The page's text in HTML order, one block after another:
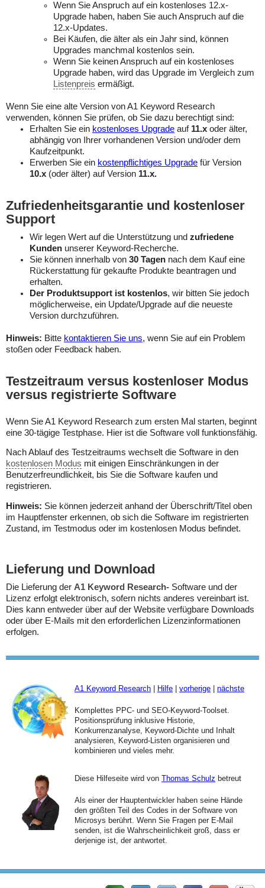
Wenn Sie Anspruch auf ein kostenloses 12.x-
Upgrade haben, haben Sie auch Anspruch auf die
12.x-Updates.
Bei Käufen, die älter als ein Jahr sind, können
Upgrades manchmal kostenlos sein.
Wenn Sie keinen Anspruch auf ein kostenloses
Upgrade haben, wird das Upgrade im Vergleich zum
Listenpreis ermäßigt.
Wenn Sie eine alte Version von A1 Keyword Research
verwenden, können Sie prüfen, ob Sie dazu berechtigt sind:
Erhalten Sie ein kostenloses Upgrade auf 11.x oder älter,
abhängig von Ihrer vorhandenen Version und/oder dem
Kaufzeitpunkt.
Erwerben Sie ein kostenpflichtiges Upgrade für Version
10.x (oder älter) auf Version 11.x.
Zufriedenheitsgarantie und kostenloser
Support
Wir legen Wert auf die Unterstützung und zufriedene
Kunden unserer Keyword-Recherche.
Sie können innerhalb von 30 Tagen nach dem Kauf eine
Rückerstattung für gekaufte Produkte beantragen und
erhalten.
Der Produktsupport ist kostenlos, wir bitten Sie jedoch
möglicherweise, ein Update/Upgrade auf die neueste
Version durchzuführen.
Hinweis: Bitte kontaktieren Sie uns, wenn Sie auf ein Problem
stoßen oder Feedback haben.
Testzeitraum versus kostenloser Modus
versus registrierte Software
Wenn Sie A1 Keyword Research zum ersten Mal starten, beginnt
eine 30-tägige Testphase. Hier ist die Software voll funktionsfähig.
Nach Ablauf des Testzeitraums wechselt die Software in den
kostenlosen Modus mit einigen Einschränkungen in der
Benutzerfreundlichkeit, bis Sie die Software kaufen und
registrieren.
Hinweis: Sie können jederzeit anhand der Überschrift/Titel oben
im Hauptfenster erkennen, ob sich die Software im registrierten
Zustand, im Testmodus oder im kostenlosen Modus befindet.
Lieferung und Download
Die Lieferung der A1 Keyword Research- Software und der
Lizenz erfolgt elektronisch, sofern nichts anderes vereinbart ist.
Dies kann entweder über auf der Website verfügbare Downloads
oder über E-Mails mit den erforderlichen Lizenzinformationen
erfolgen.
A1 Keyword Research Hilfe vorherige nächste
Komplettes PPC- und SEO-Keyword-Toolset.
Positionsprüfung inklusive Historie,
Konkurrenzanalyse, Keyword-Dichte und Inhalt
analysieren, Keyword-Listen organisieren und
kombinieren und vieles mehr.
Diese Hilfeseite wird von Thomas Schulz betreut
Als einer der Hauptentwickler haben seine Hände
den größten Teil des Codes in der Software von
Microsys berührt. Wenn Sie Fragen per E-Mail
senden, ist die Wahrscheinlichkeit groß, dass er
derjenige ist, der antwortet.